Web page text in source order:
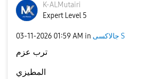
K-ALMutairi
Expert Level 5
‎03-11-2026 01:59 AM in جالاكسى S
ترب عزم
المطيزي